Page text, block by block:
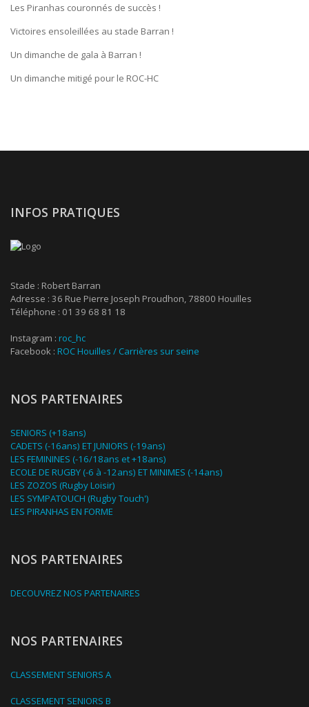
Les Piranhas couronnés de succès !
Victoires ensoleillées au stade Barran !
Un dimanche de gala à Barran !
Un dimanche mitigé pour le ROC-HC
INFOS PRATIQUES
Stade : Robert Barran
Adresse : 36 Rue Pierre Joseph Proudhon, 78800 Houilles
Téléphone : 01 39 68 81 18
Instagram : roc_hc
Facebook : ROC Houilles / Carrières sur seine
NOS PARTENAIRES
SENIORS (+18ans)
CADETS (-16ans) ET JUNIORS (-19ans)
LES FEMININES (-16/18ans et +18ans)
ECOLE DE RUGBY (-6 à -12ans) ET MINIMES (-14ans)
LES ZOZOS (Rugby Loisir)
LES SYMPATOUCH (Rugby Touch')
LES PIRANHAS EN FORME
NOS PARTENAIRES
DECOUVREZ NOS PARTENAIRES
NOS PARTENAIRES
CLASSEMENT SENIORS A
CLASSEMENT SENIORS B